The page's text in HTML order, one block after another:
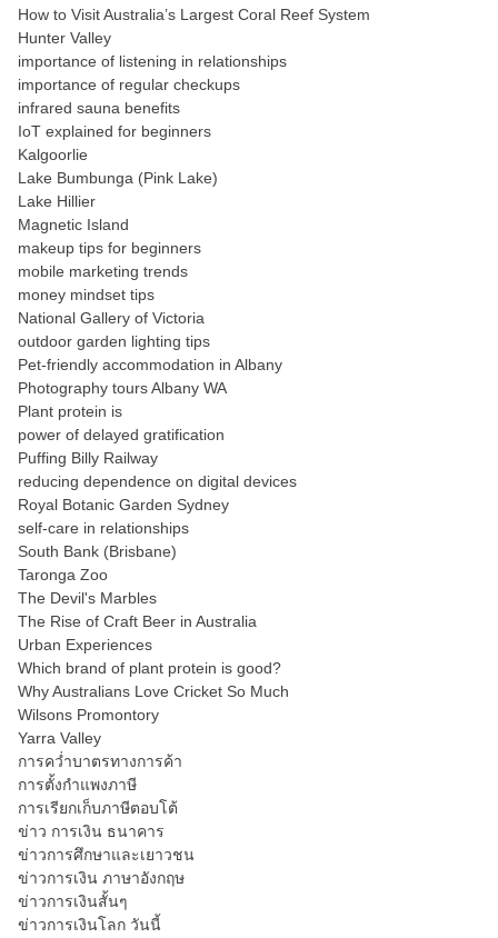
How to Visit Australia’s Largest Coral Reef System
Hunter Valley
importance of listening in relationships
importance of regular checkups
infrared sauna benefits
IoT explained for beginners
Kalgoorlie
Lake Bumbunga (Pink Lake)
Lake Hillier
Magnetic Island
makeup tips for beginners
mobile marketing trends
money mindset tips
National Gallery of Victoria
outdoor garden lighting tips
Pet-friendly accommodation in Albany
Photography tours Albany WA
Plant protein is
power of delayed gratification
Puffing Billy Railway
reducing dependence on digital devices
Royal Botanic Garden Sydney
self-care in relationships
South Bank (Brisbane)
Taronga Zoo
The Devil's Marbles
The Rise of Craft Beer in Australia
Urban Experiences
Which brand of plant protein is good?
Why Australians Love Cricket So Much
Wilsons Promontory
Yarra Valley
การคว่ำบาตรทางการค้า
การตั้งกำแพงภาษี
การเรียกเก็บภาษีตอบโต้
ข่าว การเงิน ธนาคาร
ข่าวการศึกษาและเยาวชน
ข่าวการเงิน ภาษาอังกฤษ
ข่าวการเงินสั้นๆ
ข่าวการเงินโลก วันนี้